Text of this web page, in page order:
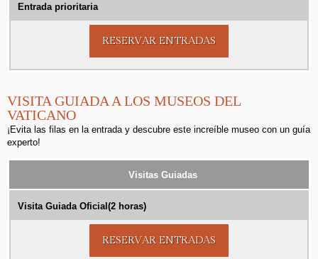
Entrada prioritaria
RESERVAR ENTRADAS
VISITA GUIADA A LOS MUSEOS DEL
VATICANO
¡Evita las filas en la entrada y descubre este increíble museo con un guía
experto!
Visitas Guiadas
Visita Guiada Oficial(2 horas)
RESERVAR ENTRADAS